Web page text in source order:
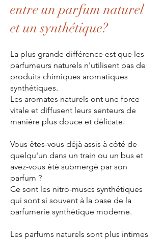
entre un parfum naturel
et un synthétique?
La plus grande différence est que les
parfumeurs naturels n'utilisent pas de
produits chimiques aromatiques
synthétiques.
Les aromates naturels ont une force
vitale et diffusent leurs senteurs de
manière plus douce et délicate.
Vous êtes-vous déjà assis à côté de
quelqu'un dans un train ou un bus et
avez-vous été submergé par son
parfum ?
Ce sont les nitro-muscs synthétiques
qui sont si souvent à la base de la
parfumerie synthétique moderne.
Les parfums naturels sont plus intimes